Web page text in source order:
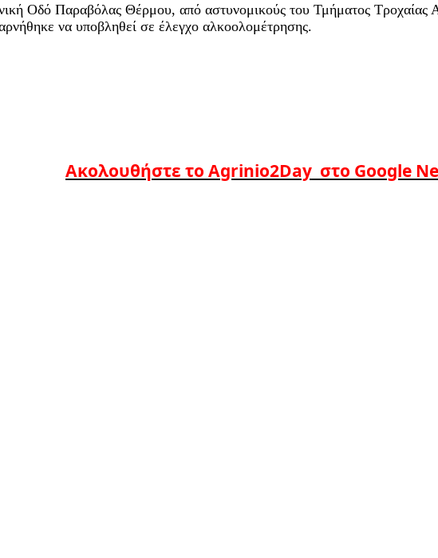
Οδό Παραβόλας Θέρμου, από αστυνομικούς του Τμήματος Τροχαίας
να υποβληθεί σε έλεγχο αλκοολομέτρησης.
Ακολουθήστε το Agrinio2Day στο Google